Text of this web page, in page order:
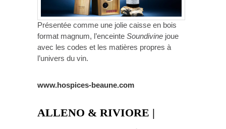
Présentée comme une jolie caisse en bois
format magnum, l’enceinte Soundivine joue
avec les codes et les matières propres à
l’univers du vin.
www.hospices-beaune.com
ALLENO & RIVIORE |